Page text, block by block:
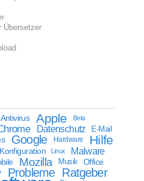
Übersetzer
Antivirus Apple
Beta
Datenschutz E-Mail
Google Hardware Hilfe
Konfiguration Linux Malware
Mozilla Musik Office
Probleme Ratgeber